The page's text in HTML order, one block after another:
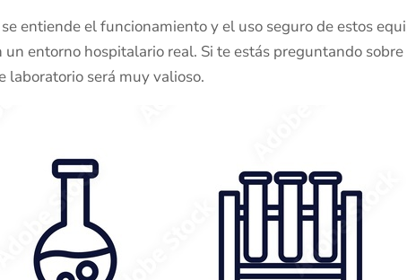
entiende el funcionamiento y el uso seguro de estos
un entorno hospitalario real. Si te estás preguntando
laboratorio será muy valioso.